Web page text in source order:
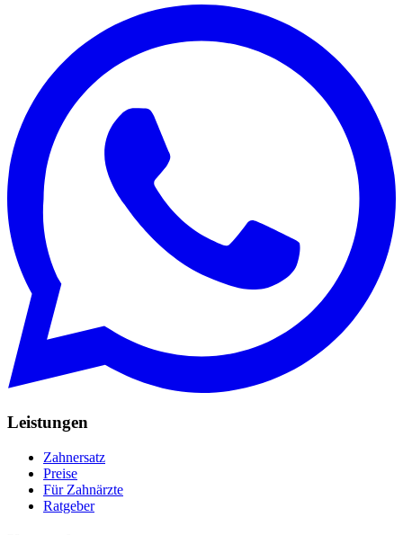
Leistungen
Zahnersatz
Preise
Für Zahnärzte
Ratgeber